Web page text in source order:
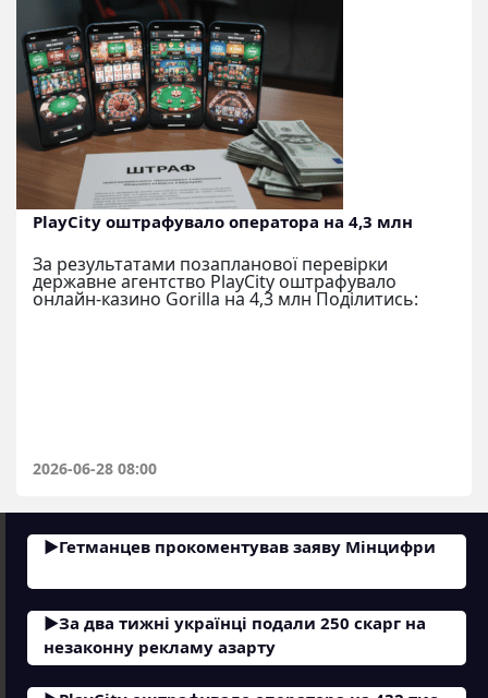
PlayCity оштрафувало оператора на 4,3 млн
За результатами позапланової перевірки
державне агентство PlayCity оштрафувало
онлайн-казино Gorilla на 4,3 млн Поділитись:
2026-06-28 08:00
Гетманцев прокоментував заяву Мінцифри
За два тижні українці подали 250 скарг на
незаконну рекламу азарту